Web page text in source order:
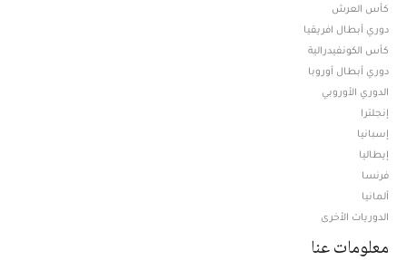
كأس العرش
دوري أبطال افريقيا
كأس الكونفيدرالية
دوري أبطال أوروبا
الدوري الأوروبي
إنجلترا
إسبانيا
إيطاليا
فرنسا
ألمانيا
الدوريات الأخرى
معلومات عنا